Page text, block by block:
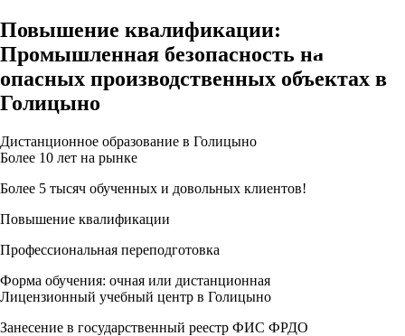
Повышение квалификации:
Промышленная безопасность на
опасных производственных объектах в
Голицыно
Дистанционное образование в Голицыно
Более 10 лет на рынке
Более 5 тысяч обученных и довольных клиентов!
Повышение квалификации
Профессиональная переподготовка
Форма обучения: очная или дистанционная
Лицензионный учебный центр в Голицыно
Занесение в государственный реестр ФИС ФРДО